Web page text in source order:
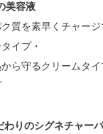
美容液
質を素早くチャー
イプ・
ら守るクリームタイ
わりのシグネチャー